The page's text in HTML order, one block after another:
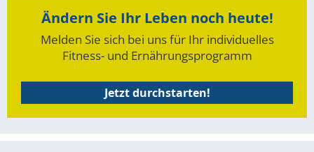
Ändern Sie Ihr Leben noch heute!
Melden Sie sich bei uns für Ihr individuelles
Fitness- und Ernährungsprogramm
Jetzt durchstarten!